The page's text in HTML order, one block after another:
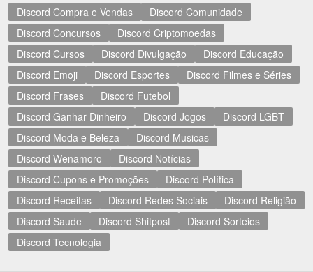
Discord Compra e Vendas
Discord Comunidade
Discord Concursos
Discord Criptomoedas
Discord Cursos
Discord Divulgação
Discord Educação
Discord Emoji
Discord Esportes
Discord Filmes e Séries
Discord Frases
Discord Futebol
Discord Ganhar Dinheiro
Discord Jogos
Discord LGBT
Discord Moda e Beleza
Discord Musicas
Discord Wenamoro
Discord Notícias
Discord Cupons e Promoções
Discord Política
Discord Receitas
Discord Redes Sociais
Discord Religião
Discord Saude
Discord Shitpost
Discord Sorteios
Discord Tecnologia